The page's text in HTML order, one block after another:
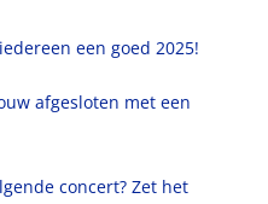
een goed 2025!
afgesloten met een
concert? Zet het